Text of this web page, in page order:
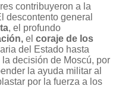
contribuyeron a la
descontento general
, el profundo
el coraje de los
del Estado hasta
decisión de Moscú, por
la ayuda militar al
por la fuerza a los